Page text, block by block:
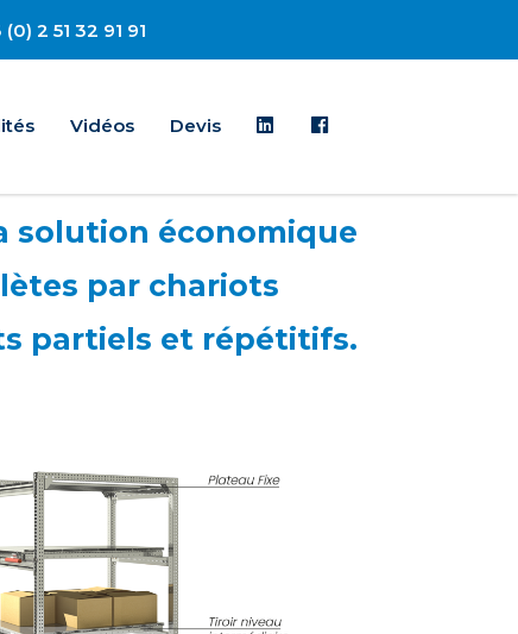
(0) 2 51 32 91 91
Vidéos Devis Linkedin
solution économique
par chariots
partiels et répétitifs.